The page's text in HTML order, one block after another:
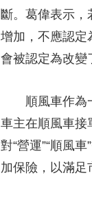
斷。葛偉表示
增加，不應認定
會被認定為改變
順風車作為一
車主在順風車接
對“營運”“順風
加保險，以滿足